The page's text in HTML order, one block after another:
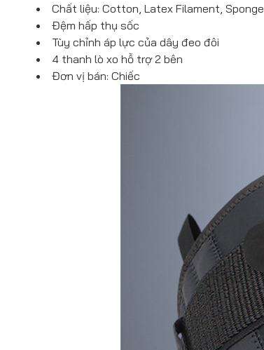
Chất liệu: Cotton, Latex Filament, Sponge
Đệm hấp thụ sốc
Tùy chỉnh áp lực của dây đeo đôi
4 thanh lò xo hỗ trợ 2 bên
Đơn vị bán: Chiếc